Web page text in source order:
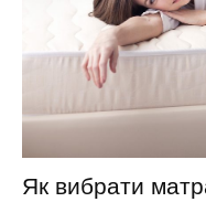
Як вибрати